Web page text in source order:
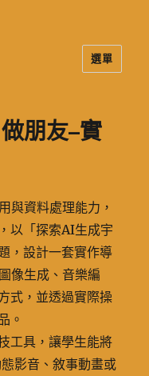
選單
朋友–實
與資料處理能力，
以「探索AI生成宇
，設計一套實作導
像生成、音樂編
式，並透過實際操
。
工具，讓學生能將
影音、敘事動畫或